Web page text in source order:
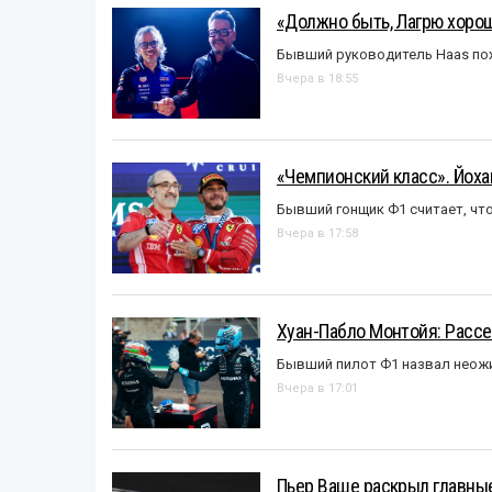
«Должно быть, Лагрю
Бывший руководитель Haas
Вчера в 18:55
«Чемпионский класс».
Бывший гонщик Ф1 считает,
Вчера в 17:58
Хуан-Пабло Монтойя:
Бывший пилот Ф1 назвал
Вчера в 17:01
Пьер Ваше раскрыл